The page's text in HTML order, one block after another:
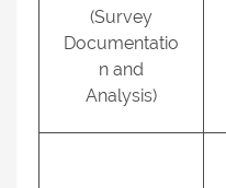
(Survey
Documentatio
n and
Analysis)